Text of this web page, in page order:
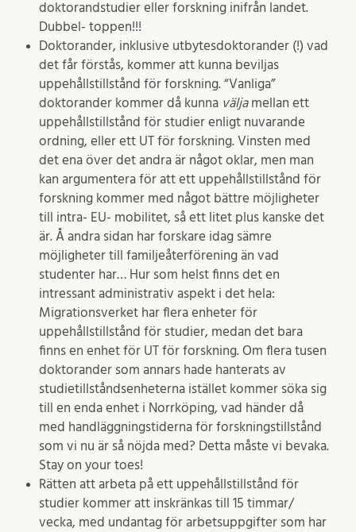
doktorandstudier eller forskning inifrån landet.
Dubbel- toppen!!!
Doktorander, inklusive utbytesdoktorander (!) vad
det får förstås, kommer att kunna beviljas
uppehållstillstånd för forskning. “Vanliga”
doktorander kommer då kunna väljamellan ett
uppehållstillstånd för studier enligt nuvarande
ordning, eller ett UT för forskning. Vinsten med
det ena över det andra är något oklar, men man
kan argumentera för att ett uppehållstillstånd för
forskning kommer med något bättre möjligheter
till intra- EU- mobilitet, så ett litet plus kanske det
är. Å andra sidan har forskare idag sämre
möjligheter till familjeåterförening än vad
studenter har… Hur som helst finns det en
intressant administrativ aspekt i det hela:
Migrationsverket har flera enheter för
uppehållstillstånd för studier, medan det bara
finns en enhet för UT för forskning. Om flera tusen
doktorander som annars hade hanterats av
studietillståndsenheterna istället kommer söka sig
till en enda enhet i Norrköping, vad händer då
med handläggningstiderna för forskningstillstånd
som vi nu är så nöjda med? Detta måste vi bevaka.
Stay on your toes!
Rätten att arbeta på ett uppehållstillstånd för
studier kommer att inskränkas till 15 timmar/
vecka, med undantag för arbetsuppgifter som har